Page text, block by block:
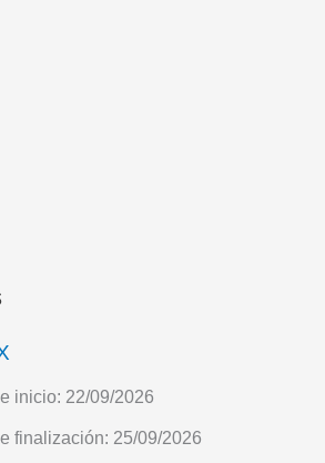
inicio: 22/09/2026
finalización: 25/09/2026